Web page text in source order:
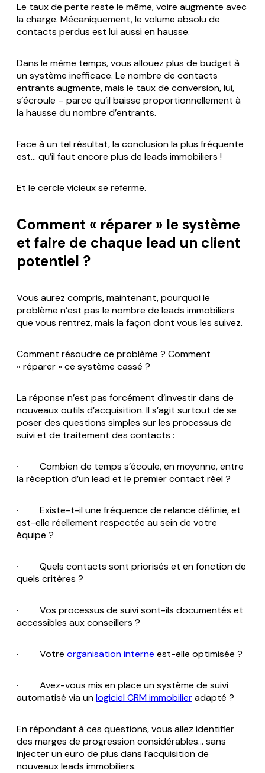
Le taux de perte reste le même, voire augmente avec
la charge. Mécaniquement, le volume absolu de
contacts perdus est lui aussi en hausse.
Dans le même temps, vous allouez plus de budget à
un système inefficace. Le nombre de contacts
entrants augmente, mais le taux de conversion, lui,
s’écroule – parce qu’il baisse proportionnellement à
la hausse du nombre d’entrants.
Face à un tel résultat, la conclusion la plus fréquente
est... qu’il faut encore plus de leads immobiliers !
Et le cercle vicieux se referme.
Comment « réparer » le système
et faire de chaque lead un client
potentiel ?
Vous aurez compris, maintenant, pourquoi le
problème n’est pas le nombre de leads immobiliers
que vous rentrez, mais la façon dont vous les suivez.
Comment résoudre ce problème ? Comment
« réparer » ce système cassé ?
La réponse n’est pas forcément d’investir dans de
nouveaux outils d’acquisition. Il s’agit surtout de se
poser des questions simples sur les processus de
suivi et de traitement des contacts :
· Combien de temps s’écoule, en moyenne, entre
la réception d’un lead et le premier contact réel ?
· Existe-t-il une fréquence de relance définie, et
est-elle réellement respectée au sein de votre
équipe ?
· Quels contacts sont priorisés et en fonction de
quels critères ?
· Vos processus de suivi sont-ils documentés et
accessibles aux conseillers ?
· Votre organisation interne est-elle optimisée ?
· Avez-vous mis en place un système de suivi
automatisé via unlogiciel CRM immobilieradapté ?
En répondant à ces questions, vous allez identifier
des marges de progression considérables… sans
injecter un euro de plus dans l’acquisition de
nouveaux leads immobiliers.